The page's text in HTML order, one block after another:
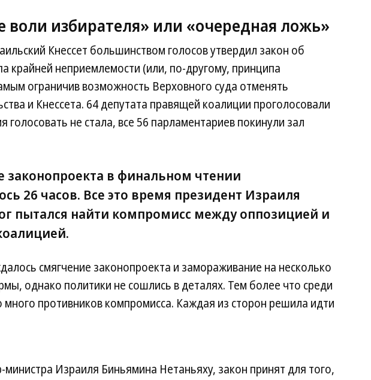
воли избирателя» или «очередная ложь»
Кнессет большинством голосов утвердил закон об
крайней неприемлемости (или, по-другому, принципа
ограничив возможность Верховного суда отменять
и Кнессета. 64 депутата правящей коалиции проголосовали
голосовать не стала, все 56 парламентариев покинули зал
законопроекта в финальном чтении
26 часов. Все это время президент Израиля
пытался найти компромисс между оппозицией и
смягчение законопроекта и замораживание на несколько
однако политики не сошлись в деталях. Тем более что среди
много противников компромисса. Каждая из сторон решила идти
Израиля Биньямина Нетаньяху, закон принят для того,